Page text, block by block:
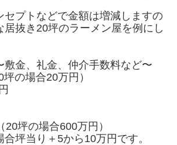
セプトなどで金額は増減しますの
居抜き20坪のラーメン屋を例にし
敷金、礼金、仲介手数料など〜
の場合20万円）
坪の場合600万円）
坪当り＋5から10万円です。